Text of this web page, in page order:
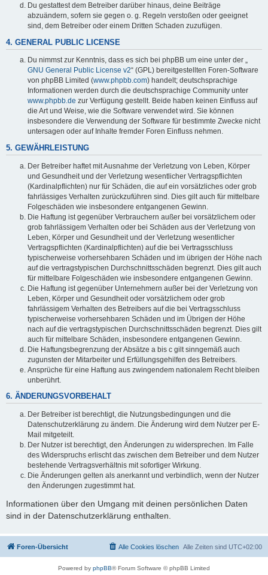
Du gestattest dem Betreiber darüber hinaus, deine Beiträge
abzuändern, sofern sie gegen o. g. Regeln verstoßen oder geeignet
sind, dem Betreiber oder einem Dritten Schaden zuzufügen.
4. GENERAL PUBLIC LICENSE
Du nimmst zur Kenntnis, dass es sich bei phpBB um eine unter der „
GNU General Public License v2“ (GPL) bereitgestellten Foren-Software
von phpBB Limited (www.phpbb.com) handelt; deutschsprachige
Informationen werden durch die deutschsprachige Community unter
www.phpbb.de zur Verfügung gestellt. Beide haben keinen Einfluss auf
die Art und Weise, wie die Software verwendet wird. Sie können
insbesondere die Verwendung der Software für bestimmte Zwecke nicht
untersagen oder auf Inhalte fremder Foren Einfluss nehmen.
5. GEWÄHRLEISTUNG
Der Betreiber haftet mit Ausnahme der Verletzung von Leben, Körper
und Gesundheit und der Verletzung wesentlicher Vertragspflichten
(Kardinalpflichten) nur für Schäden, die auf ein vorsätzliches oder grob
fahrlässiges Verhalten zurückzuführen sind. Dies gilt auch für mittelbare
Folgeschäden wie insbesondere entgangenen Gewinn.
Die Haftung ist gegenüber Verbrauchern außer bei vorsätzlichem oder
grob fahrlässigem Verhalten oder bei Schäden aus der Verletzung von
Leben, Körper und Gesundheit und der Verletzung wesentlicher
Vertragspflichten (Kardinalpflichten) auf die bei Vertragsschluss
typischerweise vorhersehbaren Schäden und im übrigen der Höhe nach
auf die vertragstypischen Durchschnittsschäden begrenzt. Dies gilt auch
für mittelbare Folgeschäden wie insbesondere entgangenen Gewinn.
Die Haftung ist gegenüber Unternehmern außer bei der Verletzung von
Leben, Körper und Gesundheit oder vorsätzlichem oder grob
fahrlässigem Verhalten des Betreibers auf die bei Vertragsschluss
typischerweise vorhersehbaren Schäden und im Übrigen der Höhe
nach auf die vertragstypischen Durchschnittsschäden begrenzt. Dies gilt
auch für mittelbare Schäden, insbesondere entgangenen Gewinn.
Die Haftungsbegrenzung der Absätze a bis c gilt sinngemäß auch
zugunsten der Mitarbeiter und Erfüllungsgehilfen des Betreibers.
Ansprüche für eine Haftung aus zwingendem nationalem Recht bleiben
unberührt.
6. ÄNDERUNGSVORBEHALT
Der Betreiber ist berechtigt, die Nutzungsbedingungen und die
Datenschutzerklärung zu ändern. Die Änderung wird dem Nutzer per E-
Mail mitgeteilt.
Der Nutzer ist berechtigt, den Änderungen zu widersprechen. Im Falle
des Widerspruchs erlischt das zwischen dem Betreiber und dem Nutzer
bestehende Vertragsverhältnis mit sofortiger Wirkung.
Die Änderungen gelten als anerkannt und verbindlich, wenn der Nutzer
den Änderungen zugestimmt hat.
Informationen über den Umgang mit deinen persönlichen Daten
sind in der Datenschutzerklärung enthalten.
Foren-Übersicht Alle Zeiten sind UTC+02:00
Alle Cookies löschen
Powered by phpBB® Forum Software © phpBB Limited